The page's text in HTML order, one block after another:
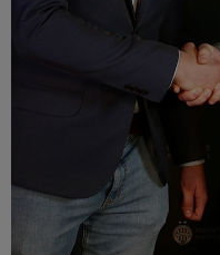
Szakosztályok
Meccscenter
Szolgáltatások